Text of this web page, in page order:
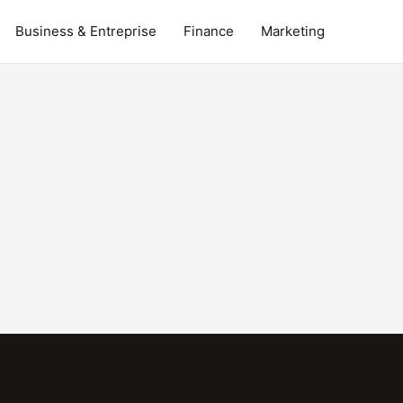
Business & Entreprise Finance Marketing